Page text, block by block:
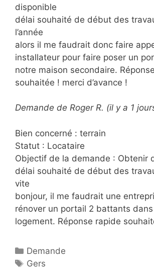
disponible
délai souhaité de début des
l’année
alors il me faudrait donc faire
installateur pour faire poser un
notre maison secondaire.
souhaitée ! merci d’avance !
Demande de Roger R. (il y a 1
Bien concerné : terrain
Statut : Locataire
Objectif de la demande : Obtenir
délai souhaité de début des
vite
bonjour, il me faudrait une
rénover un portail 2 battants
logement. Réponse rapide
C
a
Demande
É
Gers